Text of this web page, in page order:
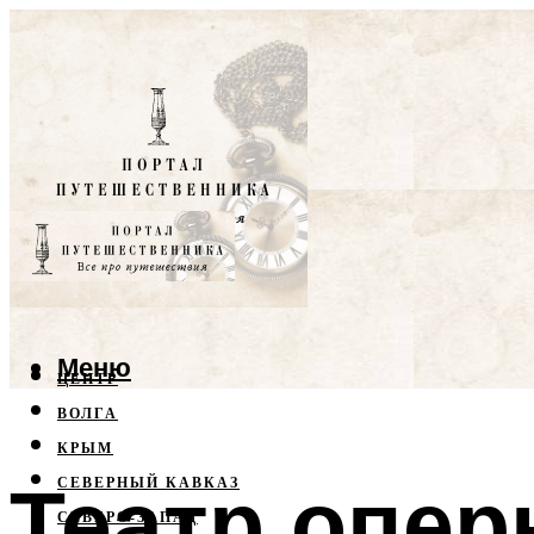
ЦЕНТР
ВОЛГА
КРЫМ
СЕВЕРНЫЙ КАВКАЗ
СЕВЕРО-ЗАПАД
Меню